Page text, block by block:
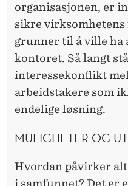
organisasjonen, er
sikre virksomhetens
grunner til å ville ha
kontoret. Så langt
interessekonflikt
arbeidstakere som
endelige løsning.
MULIGHETER OG
Hvordan påvirker
i samfunnet? Det er